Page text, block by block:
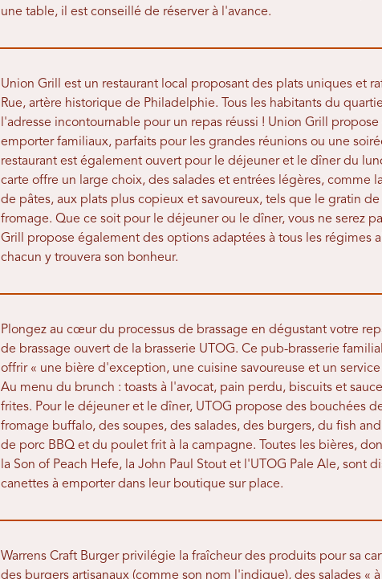
une table, il est conseillé de réserver à l'avance.
Union Grill est un restaurant local proposant des plats uniques et
Rue, artère historique de Philadelphie. Tous les habitants du
l'adresse incontournable pour un repas réussi ! Union Grill propose
emporter familiaux, parfaits pour les grandes réunions ou une
restaurant est également ouvert pour le déjeuner et le dîner du
carte offre un large choix, des salades et entrées légères, comme
de pâtes, aux plats plus copieux et savoureux, tels que le gratin de
fromage. Que ce soit pour le déjeuner ou le dîner, vous ne serez
Grill propose également des options adaptées à tous les régimes
chacun y trouvera son bonheur.
Plongez au cœur du processus de brassage en dégustant votre
de brassage ouvert de la brasserie UTOG. Ce pub-brasserie
offrir « une bière d'exception, une cuisine savoureuse et un
Au menu du brunch : toasts à l'avocat, pain perdu, biscuits et
frites. Pour le déjeuner et le dîner, UTOG propose des bouchées
fromage buffalo, des soupes, des salades, des burgers, du fish
de porc BBQ et du poulet frit à la campagne. Toutes les bières,
la Son of Peach Hefe, la John Paul Stout et l'UTOG Pale Ale, sont
canettes à emporter dans leur boutique sur place.
Warrens Craft Burger privilégie la fraîcheur des produits pour sa
des burgers artisanaux (comme son nom l'indique), des salades «